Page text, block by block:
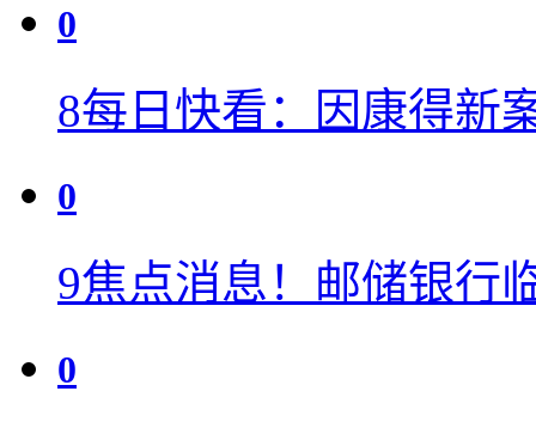
0
8每日快看：因康得新
0
9焦点消息！邮储银行
0